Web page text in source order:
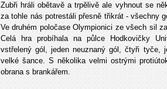
Zubři hráli obětavě a trpělivě ale vyhnout se
za tohle nás potrestáli přesně třikrát - všechny
Ve druhém poločase Olympionici ze všech sil
Celá hra probíhala na půlce Hodkovičky
vstřelený gól, jeden neuznaný gól, čtyři tyče,
velké šance. S několika velmi ostrými
obrana s brankářem.